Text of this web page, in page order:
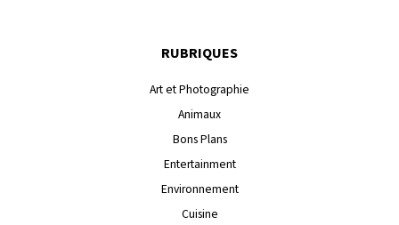
RUBRIQUES
Art et Photographie
Animaux
Bons Plans
Entertainment
Environnement
Cuisine